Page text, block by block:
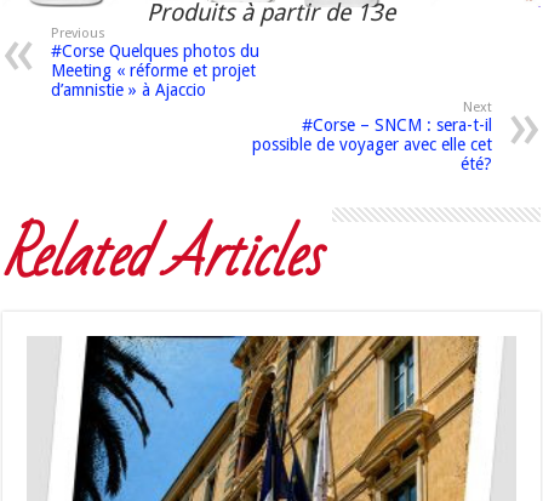
Produits à partir de 13e
Previous
#Corse Quelques photos du
Meeting « réforme et projet
d’amnistie » à Ajaccio
Next
#Corse – SNCM : sera-t-il
possible de voyager avec elle cet
été?
Related Articles